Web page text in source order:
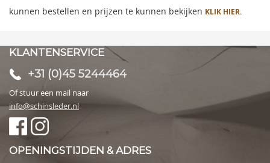
kunnen bestellen en prijzen te kunnen bekijken KLIK HIER.
KLANTENSERVICE
+31 (0)45 5244464
Of stuur een mail naar
info@schinsleder.nl
OPENINGSTIJDEN & ADRES